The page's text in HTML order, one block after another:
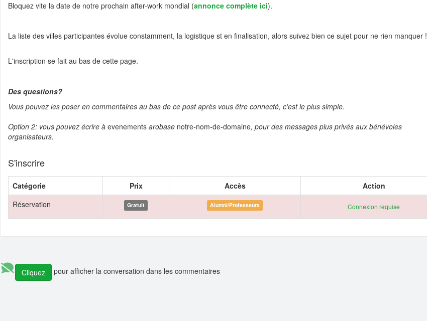
Bloquez vite la date de notre prochain after-work mondial (annonce complète ici).
La liste des villes participantes évolue constamment, la logistique st en finalisation, alors suivez bien ce sujet pour ne rien manquer !
L'inscription se fait au bas de cette page.
Des questions?
Vous pouvez les poser en commentaires au bas de ce post après vous être connecté, c'est le plus simple.
Option 2: vous pouvez écrire à evenements arobase notre-nom-de-domaine, pour des messages plus privés aux bénévoles
organisateurs.
S'inscrire
Catégorie Prix Accès
Action
Réservation
Gratuit Alumni/Professeurs Connexion requise
Cliquez pour afficher la conversation dans les commentaires